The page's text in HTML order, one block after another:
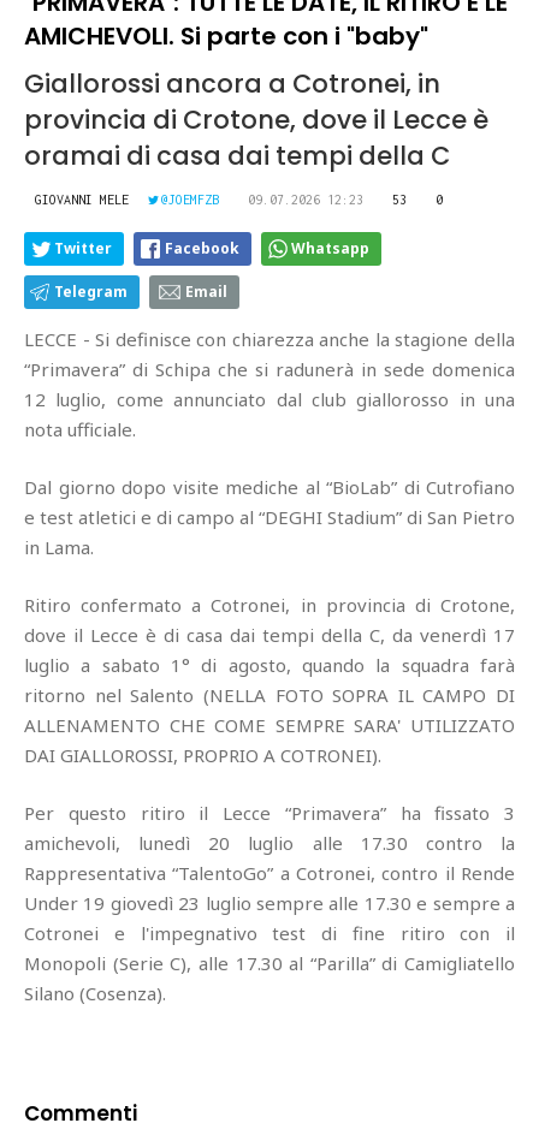
AMICHEVOLI. Si parte con i "baby"
Giallorossi ancora a Cotronei, in
provincia di Crotone, dove il Lecce è
oramai di casa dai tempi della C
GIOVANNI MELE @JOEMFZB 09.07.2026 12:23 53 0
Twitter Facebook Whatsapp
Telegram Email
LECCE - Si definisce con chiarezza anche la stagione della
“Primavera” di Schipa che si radunerà in sede domenica
12 luglio, come annunciato dal club giallorosso in una
nota ufficiale.
Dal giorno dopo visite mediche al “BioLab” di Cutrofiano
e test atletici e di campo al “DEGHI Stadium” di San Pietro
in Lama.
Ritiro confermato a Cotronei, in provincia di Crotone,
dove il Lecce è di casa dai tempi della C, da venerdì 17
luglio a sabato 1° di agosto, quando la squadra farà
ritorno nel Salento (NELLA FOTO SOPRA IL CAMPO DI
ALLENAMENTO CHE COME SEMPRE SARA' UTILIZZATO
DAI GIALLOROSSI, PROPRIO A COTRONEI).
Per questo ritiro il Lecce “Primavera” ha fissato 3
amichevoli, lunedì 20 luglio alle 17.30 contro la
Rappresentativa “TalentoGo” a Cotronei, contro il Rende
Under 19 giovedì 23 luglio sempre alle 17.30 e sempre a
Cotronei e l'impegnativo test di fine ritiro con il
Monopoli (Serie C), alle 17.30 al “Parilla” di Camigliatello
Silano (Cosenza).
Commenti